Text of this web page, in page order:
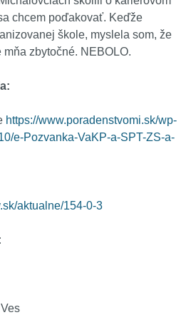
chcem poďakovať. Keďže
škole, myslela som, že
zbytočné. NEBOLO.
https://www.poradenstvomi.sk/wp-
e-Pozvanka-VaKP-a-SPT-ZS-a-
aktualne/154-0-3